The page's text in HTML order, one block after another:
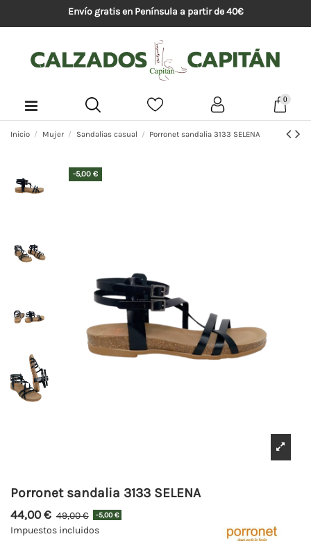
Envío gratis en Península a partir de 40€
0
Inicio Mujer Sandalias casual Porronet sandalia 3133 SELENA
-5,00 €
Porronet sandalia 3133 SELENA
44,00 € 49,00 € -5,00 €
Impuestos incluidos